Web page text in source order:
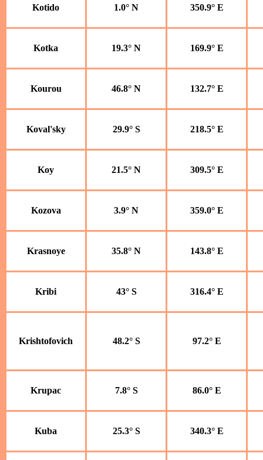
Kotido 1.0° N 350.9° E
Kotka 19.3° N 169.9° E
Kourou 46.8° N 132.7° E
Koval'sky 29.9° S 218.5° E
Koy 21.5° N 309.5° E
Kozova 3.9° N 359.0° E
Krasnoye 35.8° N 143.8° E
Kribi 43° S 316.4° E
Krishtofovich 48.2° S 97.2° E
Krupac 7.8° S 86.0° E
Kuba 25.3° S 340.3° E